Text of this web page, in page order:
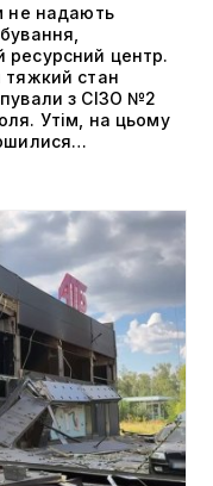
не надають
ресурсний центр.
тяжкий стан
з СІЗО №2
Утім, на цьому